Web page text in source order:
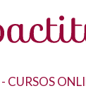
- CURSOS